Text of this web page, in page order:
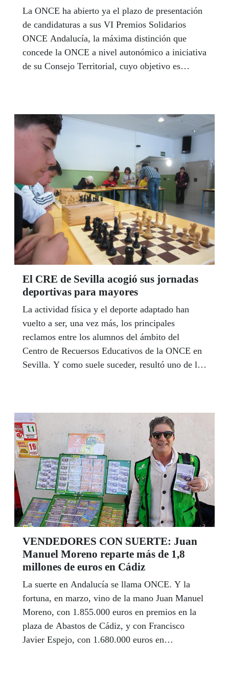
La ONCE ha abierto ya el plazo de presentación
de candidaturas a sus VI Premios Solidarios
ONCE Andalucía, la máxima distinción que
concede la ONCE a nivel autonómico a iniciativa
de su Consejo Territorial, cuyo objetivo es
El CRE de Sevilla acogió sus jornadas
deportivas para mayores
La actividad física y el deporte adaptado han
vuelto a ser, una vez más, los principales
reclamos entre los alumnos del ámbito del
Centro de Recuersos Educativos de la ONCE en
Sevilla. Y como suele suceder, resultó uno de los
Extremadura, Ceuta y Melilla. Escalada,
showdown, ajedrez, goalball, fútbol sala y judo,
fueron los auténticos protagonistas del 22 al 24
de marzo.
VENDEDORES CON SUERTE: Juan
Manuel Moreno reparte más de 1,8
millones de euros en Cádiz
La suerte en Andalucía se llama ONCE. Y la
fortuna, en marzo, vino de la mano Juan Manuel
Moreno, con 1.855.000 euros en premios en la
plaza de Abastos de Cádiz, y con Francisco
Javier Espejo, con 1.680.000 euros en